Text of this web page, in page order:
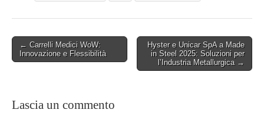
Post
navigation
← Carrelli Medici WoW:
Innovazione e Flessibilità
Hyster e Unicar SpA a Made
in Steel 2025: Soluzioni per
l’Industria Metallurgica →
Lascia un commento